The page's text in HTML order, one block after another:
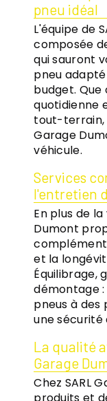
pneu idéal
L'équipe de
composée
qui sauront
pneu
budget.
quotidienne
tout-terrain,
Garage
véhicule.
Services
l'entretien
En plus de
Dumont
et la
Équilibrage,
démontage
pneus à des
une sécurité
La qualité
Garage
Chez SARL
produits et